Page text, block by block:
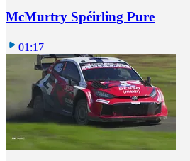
McMurtry Spéirling Pure
01:17